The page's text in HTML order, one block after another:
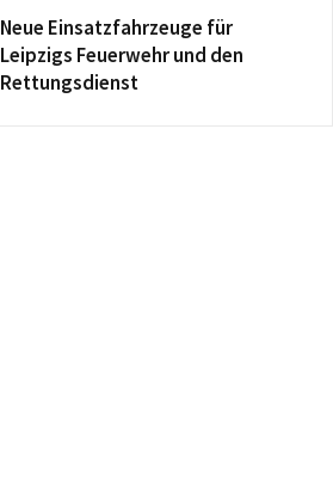
Neue Einsatzfahrzeuge für
Leipzigs Feuerwehr und den
Rettungsdienst